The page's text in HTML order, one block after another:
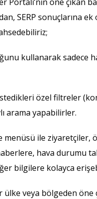
SERP sonuçlarına
kullanarak sadece
özel filtreler
arama yapabilirler.
menüsü ile ziyaretçiler,
hava durumu
bilgilere kolayca
veya bölgeden öne